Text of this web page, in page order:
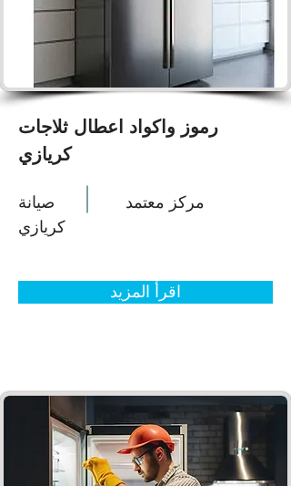
رموز واكواد اعطال ثلاجات
كريازي
صيانة
كريازي
مركز معتمد
اقرأ المزيد